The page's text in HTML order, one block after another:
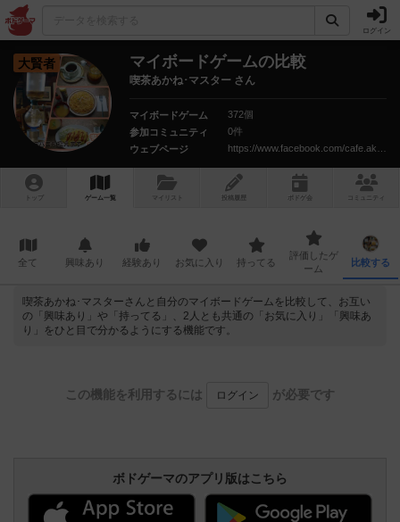
ログイン
大賢者 マイボードゲームの比較
喫茶あかね･マスター さん
マイボードゲーム
372個
参加コミュニティ
0件
ウェブページ
トップ ゲーム一覧 マイリスト 投稿履歴 ボ ドゲ コミュニティ
全て 興味あり 経験あり お気に入り 持ってる
評価したゲ
ーム
比較する
喫茶あかね･マスターさんと自分のマイボードゲームを比較して、お互い
の「興味あり」や「持ってる」、2人とも共通の「お気に入り」「興味あ
り」をひと目で分かるようにする機能です。
この機能を利用するには ログイン が必要です
ボドゲーマのアプリ版はこちら